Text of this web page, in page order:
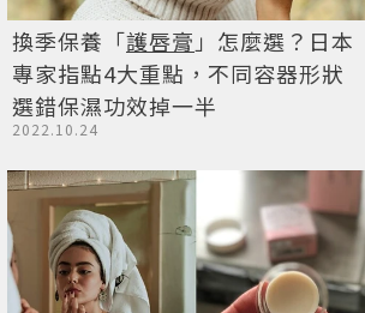
換季保養「護唇膏 」怎麼選？日本
專家指點4大重點，不同容器形狀
選錯保濕功效掉一半
2022.10.24